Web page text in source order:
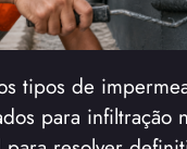
tipos de
para infiltração